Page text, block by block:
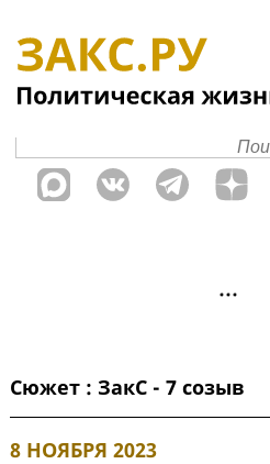
Сюжет : ЗакС - 7 созыв
8 НОЯБРЯ 2023